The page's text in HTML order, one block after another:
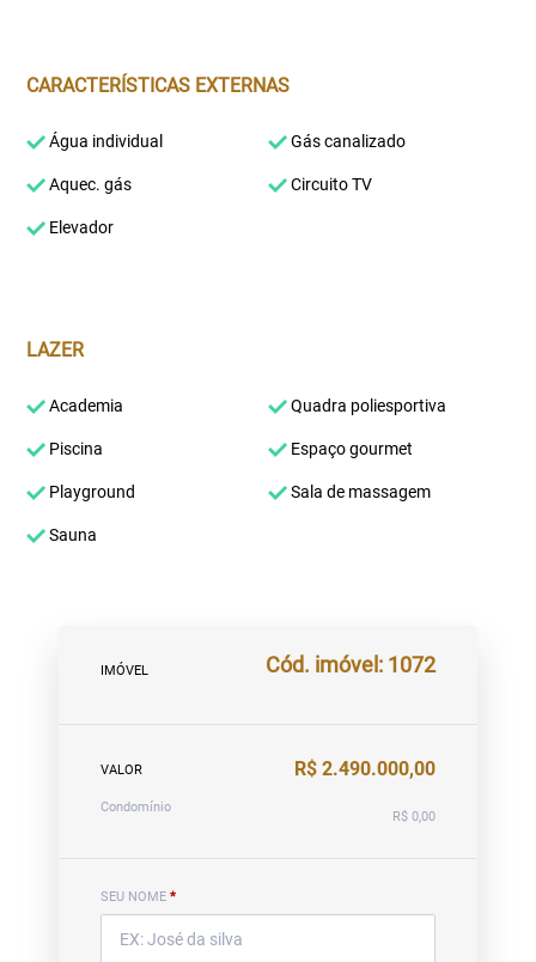
CARACTERÍSTICAS EXTERNAS
Água individual Gás canalizado
Aquec. gás Circuito TV
Elevador
LAZER
Academia Quadra poliesportiva
Piscina Espaço gourmet
Playground Sala de massagem
Sauna
IMÓVEL Cód. imóvel: 1072
VALOR R$ 2.490.000,00
Condomínio
R$ 0,00
SEU NOME *